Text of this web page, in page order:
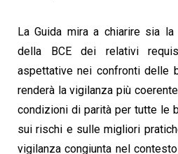
La Guida mira a chiarire sia
della BCE dei relativi
aspettative nei confronti delle
renderà la vigilanza più
condizioni di parità per tutte le
sui rischi e sulle migliori
vigilanza congiunta nel